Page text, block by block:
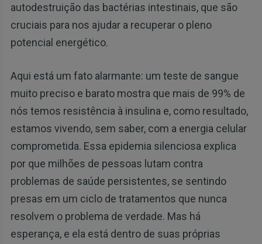
autodestruição das bactérias intestinais, que são
cruciais para nos ajudar a recuperar o pleno
potencial energético.
Aqui está um fato alarmante: um teste de sangue
muito preciso e barato mostra que mais de 99% de
nós temos resistência à insulina e, como resultado,
estamos vivendo, sem saber, com a energia celular
comprometida. Essa epidemia silenciosa explica
por que milhões de pessoas lutam contra
problemas de saúde persistentes, se sentindo
presas em um ciclo de tratamentos que nunca
resolvem o problema de verdade. Mas há
esperança, e ela está dentro de suas próprias